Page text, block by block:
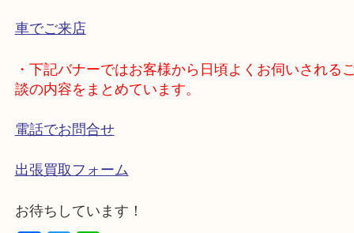
木市、尼崎市、千里中央、北千里、南千里
・当店までのルートは下記をご選択ください！
・下記バナーではお客様から日頃よくお伺いさ
談の内容をまとめています。